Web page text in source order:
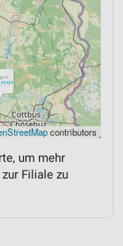
contributors
um mehr
Filiale zu